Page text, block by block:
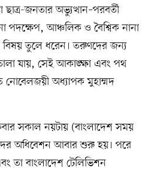
ছাত্র-জনতার অভ্যুত্থান–পরবর্তী
পদক্ষেপ, আঞ্চলিক ও বৈশ্বিক নানা
বিষয় তুলে ধরেন। তরুণদের জন্য
যায়, সেই আকাঙ্ক্ষা এবং পথ
নোবেলজয়ী অধ্যাপক মুহাম্মদ
সকাল নয়টায় (বাংলাদেশ সময়
অধিবেশন আবার শুরু হয়। পরে
তা বাংলাদেশ টেলিভিশন